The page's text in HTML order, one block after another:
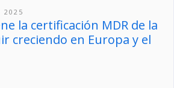
2025
la certificación MDR de la
creciendo en Europa y el